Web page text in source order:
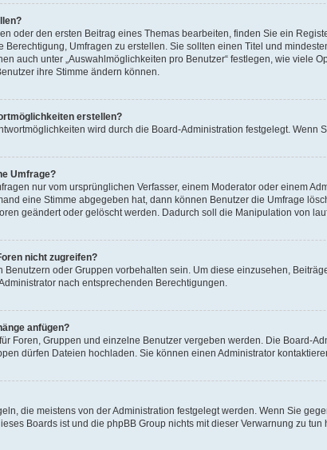
oder den ersten Beitrag eines Themas bearbeiten, finden Sie ein
Berechtigung, Umfragen zu erstellen. Sie sollten einen Titel und
auch unter „Auswahlmöglichkeiten pro Benutzer“ festlegen, wie
ihre Stimme ändern können.
erstellen?
wird durch die Board-Administration festgelegt.
Umfrage?
nur vom ursprünglichen Verfasser, einem Moderator oder einem
eine Stimme abgegeben hat, dann können Benutzer die Umfrage
geändert oder gelöscht werden. Dadurch soll die Manipulation von
nicht zugreifen?
Benutzern oder Gruppen vorbehalten sein. Um diese einzusehen,
nach entsprechenden Berechtigungen.
anfügen?
Foren, Gruppen und einzelne Benutzer vergeben werden. Die Board-
dürfen Dateien hochladen. Sie können einen Administrator
die meistens von der Administration festgelegt werden. Wenn Sie
Boards ist und die phpBB Group nichts mit dieser Verwarnung zu